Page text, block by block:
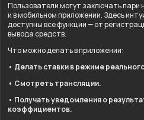
Пользователи могут заключать пари
и в мобильном приложении. Здесь
доступны все функции — от
вывода средств.
Что можно делать в приложении:
• Делать ставки в режиме
• Смотреть трансляции.
• Получать уведомления о
коэффициентов.